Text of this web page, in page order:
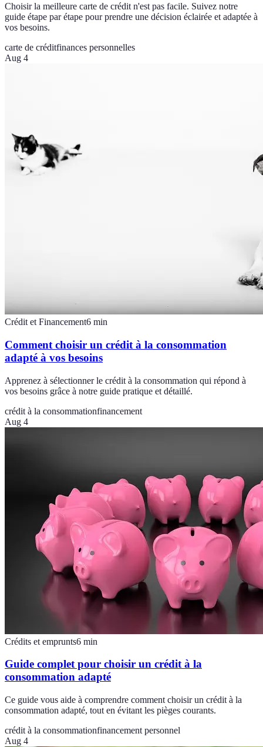
Choisir la meilleure carte de crédit n'est pas facile. Suivez notre
guide étape par étape pour prendre une décision éclairée et adaptée à
vos besoins.
carte de créditfinances personnelles
Aug 4
Crédit et Financement6 min
Comment choisir un crédit à la consommation
adapté à vos besoins
Apprenez à sélectionner le crédit à la consommation qui répond à
vos besoins grâce à notre guide pratique et détaillé.
crédit à la consommationfinancement
Aug 4
Crédits et emprunts6 min
Guide complet pour choisir un crédit à la
consommation adapté
Ce guide vous aide à comprendre comment choisir un crédit à la
consommation adapté, tout en évitant les pièges courants.
crédit à la consommationfinancement personnel
Aug 4